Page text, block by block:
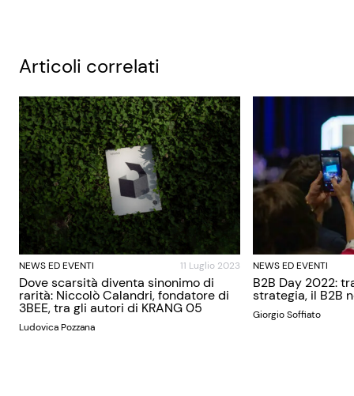
Articoli correlati
NEWS ED EVENTI 11 Luglio 2023
Dove scarsità diventa sinonimo di
rarità: Niccolò Calandri, fondatore di
3BEE, tra gli autori di KRANG 05
Ludovica Pozzana
NEWS ED EVENTI
B2B Day 2022:
strategia, il B2B
Giorgio Soffiato